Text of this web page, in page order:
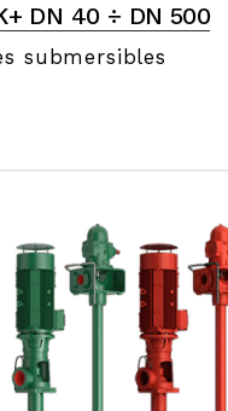
DN 40 ÷ DN 500
submersibles